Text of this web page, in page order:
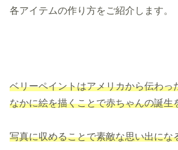
各アイテムの作り方をご紹介します。
ベリーペイントはアメリカから伝わっ
なかに絵を描くことで赤ちゃんの誕生
写真に収めることで素敵な思い出にな